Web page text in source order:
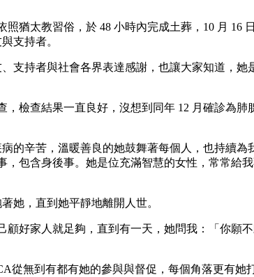
猶太教習俗，於 48 ⼩時內完成⼟葬，10 ⽉ 16
⽀持者。
⽀持者與社會各界表達感謝，也讓⼤家知道，她
檢查結果⼀直良好，沒想到同年 12 ⽉確診為肺
辛苦，溫暖善良的她⿎舞著每個⼈，也持續為
包含⾝後事。她是位充滿智慧的女性，常常給
她，直到她平靜地離開⼈世。
好家⼈就⾜夠，直到有⼀天，她問我：「你願
從無到有都有她的參與與督促，每個⾓落更有她